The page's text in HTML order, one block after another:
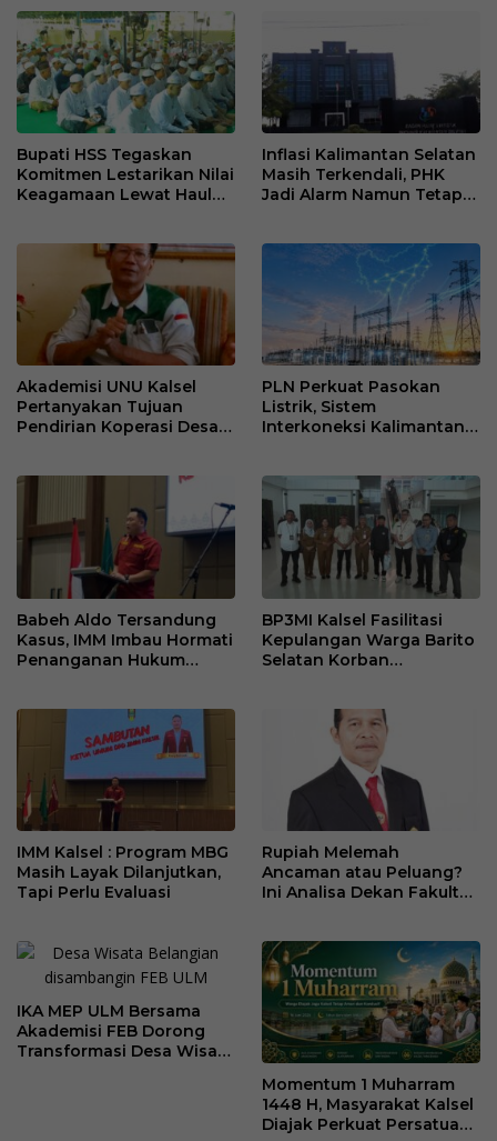
Bupati HSS Tegaskan
Komitmen Lestarikan Nilai
Keagamaan Lewat Haul
Inflasi Kalimantan Selatan
Masih Terkendali, PHK
Jadi Alarm Namun Tetap
Akademisi UNU Kalsel
Pertanyakan Tujuan
Pendirian Koperasi Desa
PLN Perkuat Pasokan
Listrik, Sistem
Interkoneksi Kalimantan
Babeh Aldo Tersandung
Kasus, IMM Imbau Hormati
Penanganan Hukum
BP3MI Kalsel Fasilitasi
Kepulangan Warga Barito
Selatan Korban
IMM Kalsel : Program MBG
Masih Layak Dilanjutkan,
Tapi Perlu Evaluasi
Rupiah Melemah
Ancaman atau Peluang?
Ini Analisa Dekan Fakultas
IKA MEP ULM Bersama
Akademisi FEB Dorong
Transformasi Desa Wisata
Momentum 1 Muharram
1448 H, Masyarakat Kalsel
Diajak Perkuat Persatuan